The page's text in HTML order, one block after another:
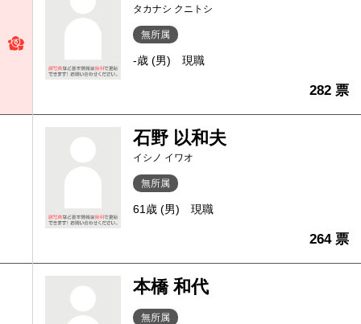
タカナシ クニトシ
無所属
-歳 (男) 現職
282 票
石野 以和夫
イシノ イワオ
無所属
61歳 (男) 現職
264 票
本橋 和代
無所属